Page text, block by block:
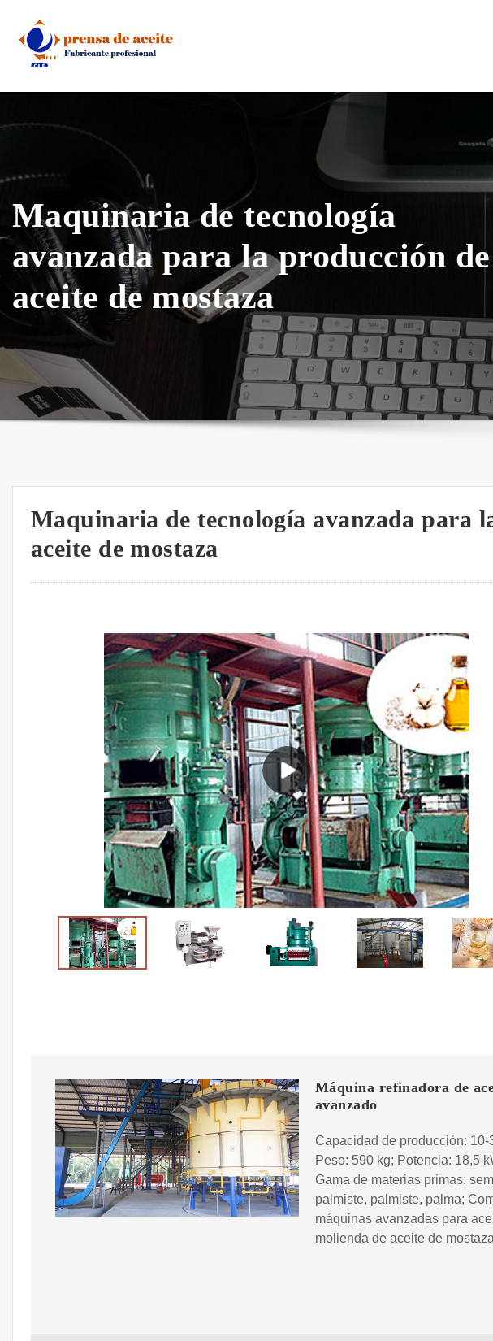
content
Maquinaria de tecnología
avanzada para la producción de
aceite de mostaza
Maquinaria de tecnología avanzada para
aceite de mostaza
Máquina refinadora de
avanzado
Capacidad de producción: 10-
Peso: 590 kg; Potencia: 18,5
Gama de materias primas:
palmiste, palmiste, palma;
máquinas avanzadas para
molienda de aceite de